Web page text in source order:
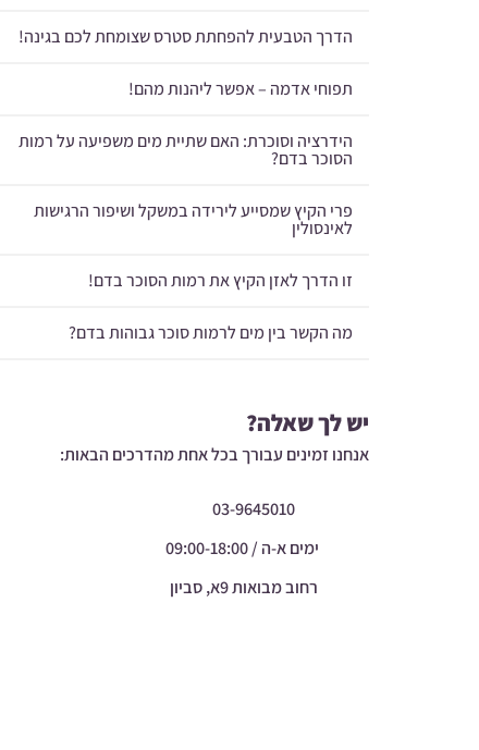
הדרך הטבעית להפחתת סטרס שצומחת לכם בגינה!
תפוחי אדמה – אפשר ליהנות מהם!
הידרציה וסוכרת: האם שתיית מים משפיעה על רמות
הסוכר בדם?
פרי הקיץ שמסייע לירידה במשקל ושיפור הרגישות
לאינסולין
זו הדרך לאזן הקיץ את רמות הסוכר בדם!
מה הקשר בין מים לרמות סוכר גבוהות בדם?
יש לך שאלה?
אנחנו זמינים עבורך בכל אחת מהדרכים הבאות:
03-9645010
ימים א-ה / 09:00-18:00
רחוב מבואות 9א, סביון